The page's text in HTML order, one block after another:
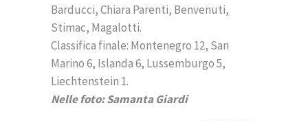
Barducci, Chiara Parenti, Benvenuti,
Stimac, Magalotti.
Classifica finale: Montenegro 12, San
Marino 6, Islanda 6, Lussemburgo 5,
Liechtenstein 1.
Nelle foto: Samanta Giardi